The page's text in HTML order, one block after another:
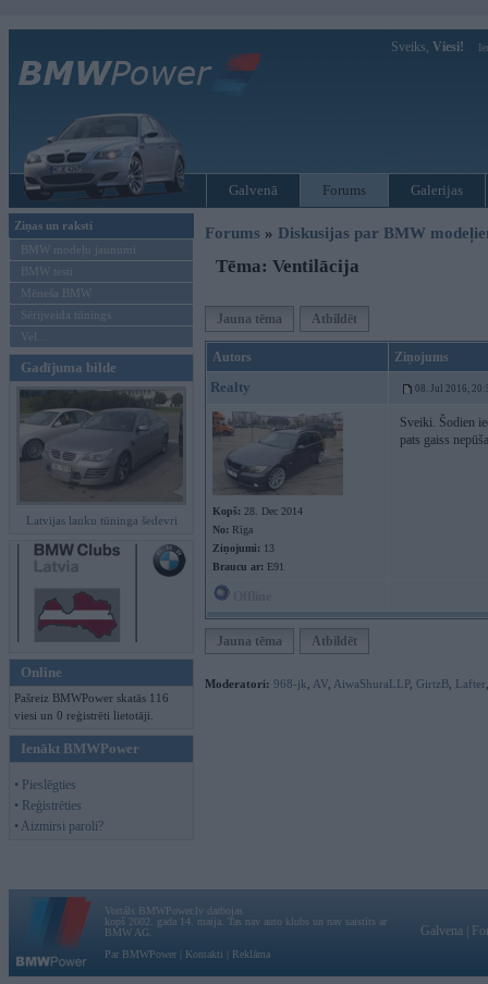
Sveiks, Viesi!
Galvenā Forums Galerijas
Ziņas un raksti
BMW modeļu jaunumi
BMW testi
Mēneša BMW
Sērijveida tūnings
Vel...
Gadījuma bilde
Latvijas lauku tūninga šedevri
Online
Pašreiz BMWPower skatās 116
viesi un 0 reģistrēti lietotāji.
Ienākt BMWPower
• Pieslēgties
• Reģistrēties
• Aizmirsi paroli?
Forums » Diskusijas par BMW
Tēma: Ventilācija
Jauna tēma Atbildēt
Autors Ziņojums
Realty 08. Jul 2016,
Kopš: 28. Dec 2014
No: Rīga
Ziņojumi: 13
Braucu ar: E91
Sveiki. Šodien
pats gaiss
Jauna tēma Atbildēt
Moderatori: 968-jk AV AiwaShuraLLP, GirtzB Lafter
Vortāls BMWPower.lv darbojas
kopš 2002. gada 14. maija. Tas nav auto klubs un nav saistīts ar
BMW AG.
Par BMWPower
Kontakti Reklāma
Galvena